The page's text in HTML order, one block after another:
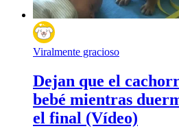
Viralmente gracioso
Dejan que el
bebé mientras
el final (Vídeo)